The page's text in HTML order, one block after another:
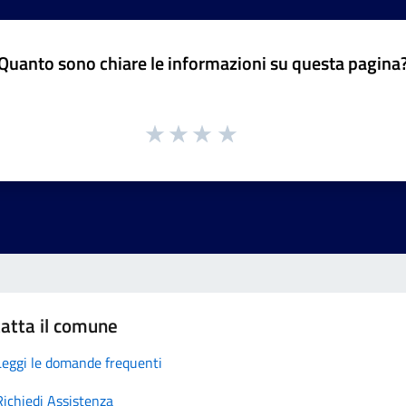
sono chiare le informazioni su questa
il comune
le domande frequenti
Assistenza